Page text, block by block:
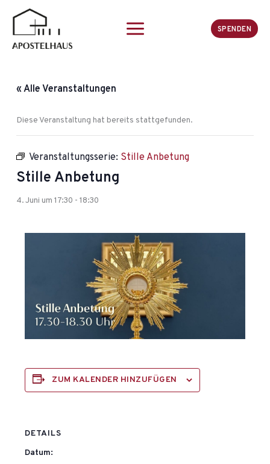
springen
SPENDEN
« Alle Veranstaltungen
Diese Veranstaltung hat bereits stattgefunden.
Veranstaltungsserie: Stille Anbetung
Stille Anbetung
4. Juni um 17:30 -18:30
ZUM KALENDER HINZUFÜGEN
DETAILS
Datum: